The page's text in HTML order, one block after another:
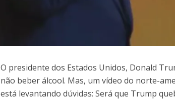
O presidente dos Estados Unidos, Donald
não beber álcool. Mas, um vídeo do norte-
está levantando dúvidas: Será que Trump